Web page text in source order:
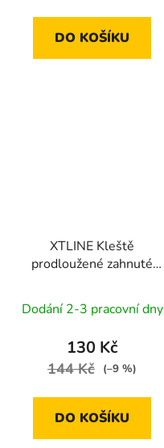
DO KOŠÍKU
XTLINE Kleště
prodloužené zahnuté
Dodání 2-3 pracovní dny
130 Kč
144 Kč (–9 %)
DO KOŠÍKU